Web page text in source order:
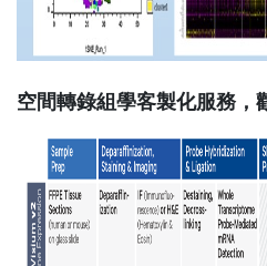
空間轉錄組學客製化服務，